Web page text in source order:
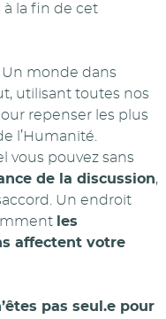
la fin de cet
. Un monde dans
utilisant toutes nos
repenser les plus
l’Humanité.
vous pouvez sans
de la discussion,
Un endroit
les
affectent votre
pas seul.e pour